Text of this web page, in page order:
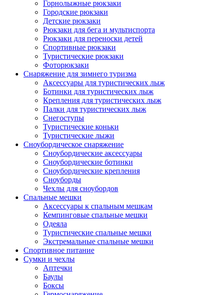
Горнолыжные рюкзаки
Городские рюкзаки
Детские рюкзаки
Рюкзаки для бега и мультиспорта
Рюкзаки для переноски детей
Спортивные рюкзаки
Туристические рюкзаки
Фоторюкзаки
Снаряжение для зимнего туризма
Аксессуары для туристических лыж
Ботинки для туристических лыж
Крепления для туристических лыж
Палки для туристических лыж
Снегоступы
Туристические коньки
Туристические лыжи
Сноубордическое снаряжение
Сноубордические аксессуары
Сноубордические ботинки
Сноубордические крепления
Сноуборды
Чехлы для сноубордов
Спальные мешки
Аксессуары к спальным мешкам
Кемпинговые спальные мешки
Одеяла
Туристические спальные мешки
Экстремальные спальные мешки
Спортивное питание
Сумки и чехлы
Аптечки
Баулы
Боксы